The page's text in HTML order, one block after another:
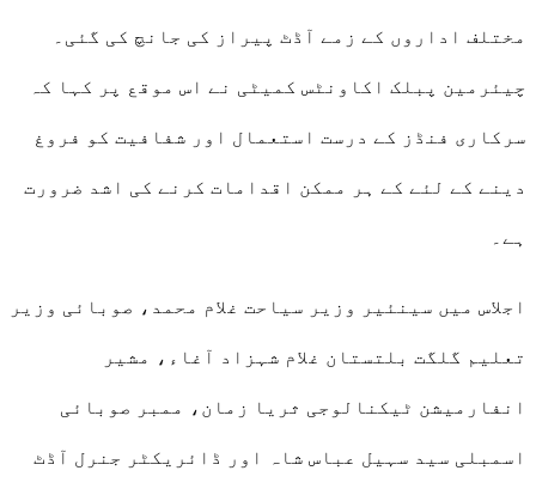
مختلف اداروں کے زمے آڈٹ پیراز کی جانچ کی گئی۔
چیئرمین پبلک اکاونٹس کمیٹی نے اس موقع پر کہا کہ
سرکاری فنڈز کے درست استعمال اور شفافیت کو فروغ
دینے کے لئے کے ہر ممکن اقدامات کرنے کی اشد ضرورت
ہے۔
اجلاس میں سینئیر وزیر سیاحت غلام محمد، صوبائی وزیر
تعلیم گلگت بلتستان غلام شہزاد آغاء، مشیر
انفارمیشن ٹیکنالوجی ثریا زمان، ممبر صوبائی
اسمبلی سید سہیل عباس شاہ اور ڈائریکٹر جنرل آڈٹ